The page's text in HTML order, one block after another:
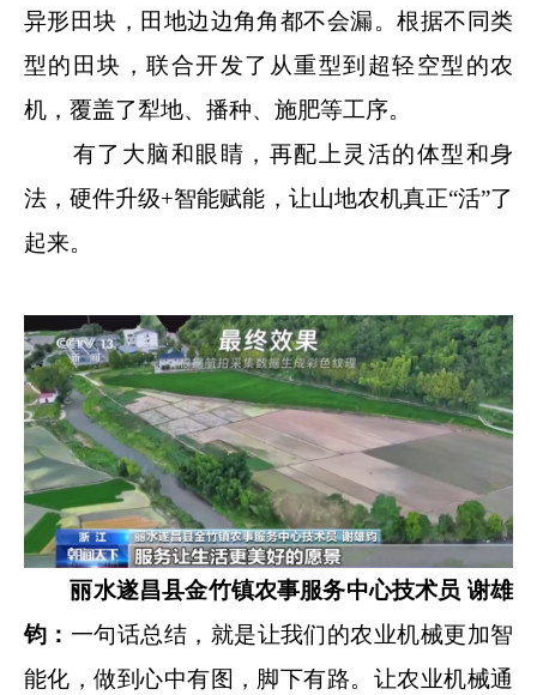
异形田块，田地边边角角都不会漏。根据不同类
型的田块，联合开发了从重型到超轻空型的农
机，覆盖了犁地、播种、施肥等工序。
有了大脑和眼睛，再配上灵活的体型和身
法，硬件升级+智能赋能，让山地农机真正“活”了
起来。
丽水遂昌县金竹镇农事服务中心技术员 谢雄
钧： 一句话总结，就是让我们的农业机械更加智
能化，做到心中有图，脚下有路。让农业机械通